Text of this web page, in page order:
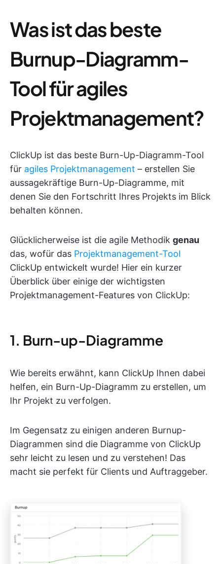
Was ist das beste
Burnup-Diagramm-
Tool für agiles
Projektmanagement?
ClickUp ist das beste Burn-Up-Diagramm-Tool
für agiles Projektmanagement – erstellen Sie
aussagekräftige Burn-Up-Diagramme, mit
denen Sie den Fortschritt Ihres Projekts im Blick
behalten können.
Glücklicherweise ist die agile Methodik genau
das, wofür das Projektmanagement-Tool
ClickUp entwickelt wurde! Hier ein kurzer
Überblick über einige der wichtigsten
Projektmanagement-Features von ClickUp:
1. Burn-up-Diagramme
Wie bereits erwähnt, kann ClickUp Ihnen dabei
helfen, ein Burn-Up-Diagramm zu erstellen, um
Ihr Projekt zu verfolgen.
Im Gegensatz zu einigen anderen Burnup-
Diagrammen sind die Diagramme von ClickUp
sehr leicht zu lesen und zu verstehen! Das
macht sie perfekt für Clients und Auftraggeber.